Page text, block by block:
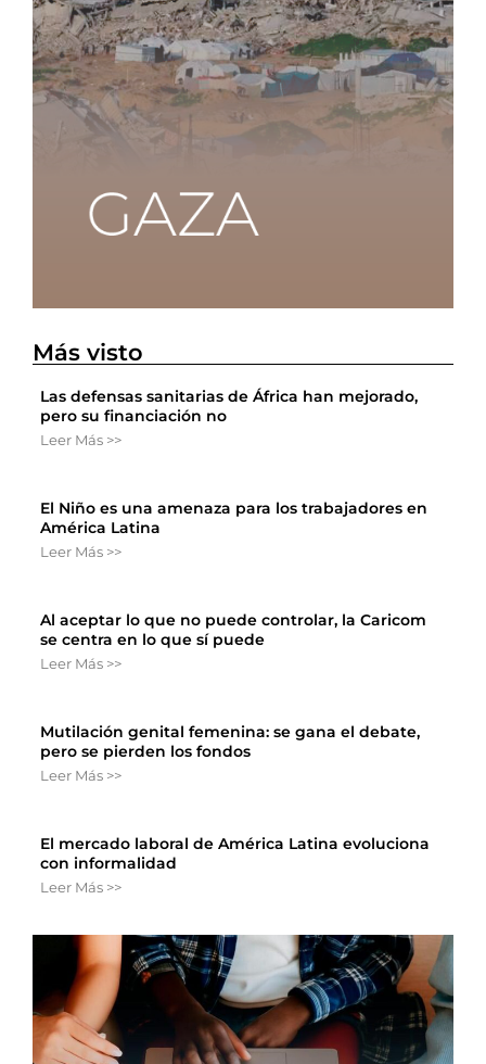
Más visto
Las defensas sanitarias de África han mejorado,
pero su financiación no
Leer Más >>
El Niño es una amenaza para los trabajadores en
América Latina
Leer Más >>
Al aceptar lo que no puede controlar, la Caricom
se centra en lo que sí puede
Leer Más >>
Mutilación genital femenina: se gana el debate,
pero se pierden los fondos
Leer Más >>
El mercado laboral de América Latina evoluciona
con informalidad
Leer Más >>